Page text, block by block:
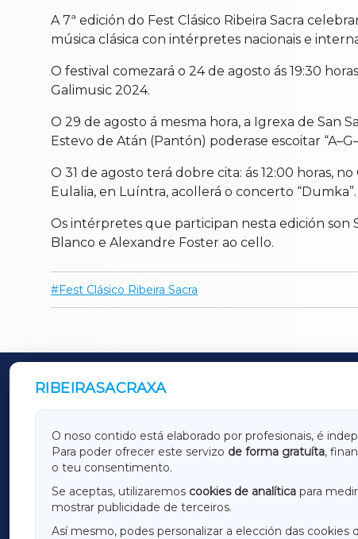
A 7ª edición do Fest Clásico Ribeira Sacra
música clásica con intérpretes nacionais e
O festival comezará o 24 de agosto ás 19:30
Galimusic 2024.
O 29 de agosto á mesma hora, a Igrexa de San
Estevo de Atán (Pantón) poderase escoitar
O 31 de agosto terá dobre cita: ás 12:00 horas,
Eulalia, en Luíntra, acollerá o concerto “Dumka”.
Os intérpretes que participan nesta edición son
Blanco e Alexandre Foster ao cello.
Fest Clásico Ribeira Sacra
RIBEIRASACRAXA
O noso contido está elaborado por profesionais, é
Para poder ofrecer este servizo de forma gratuíta,
o teu consentimento.
Se aceptas, utilizaremos cookies de analítica para
mostrar publicidade de terceiros.
Así mesmo, podes personalizar a elección das cookies
OUTROS PERIÓDICOS
GALICIAXA LUGOXA
AMARIÑAXA
OURENSEXA